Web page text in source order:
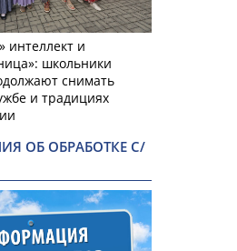
интеллект и
школьники
снимать
и традициях
ОБ ОБРАБОТКЕ С/